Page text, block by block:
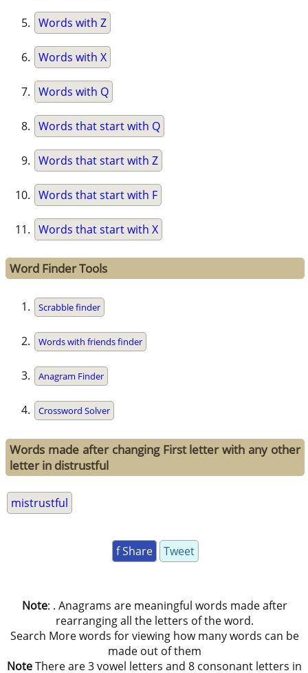
Words with Z
Words with X
Words with Q
Words that start with Q
Words that start with Z
Words that start with F
Words that start with X
Word Finder Tools
Scrabble finder
Words with friends finder
Anagram Finder
Crossword Solver
Words made after changing First letter with any other
letter in distrustful
mistrustful
f Share Tweet
Note: . Anagrams are meaningful words made after
rearranging all the letters of the word.
Search More words for viewing how many words can be
made out of them
NoteThere are 3 vowel letters and 8 consonant letters in